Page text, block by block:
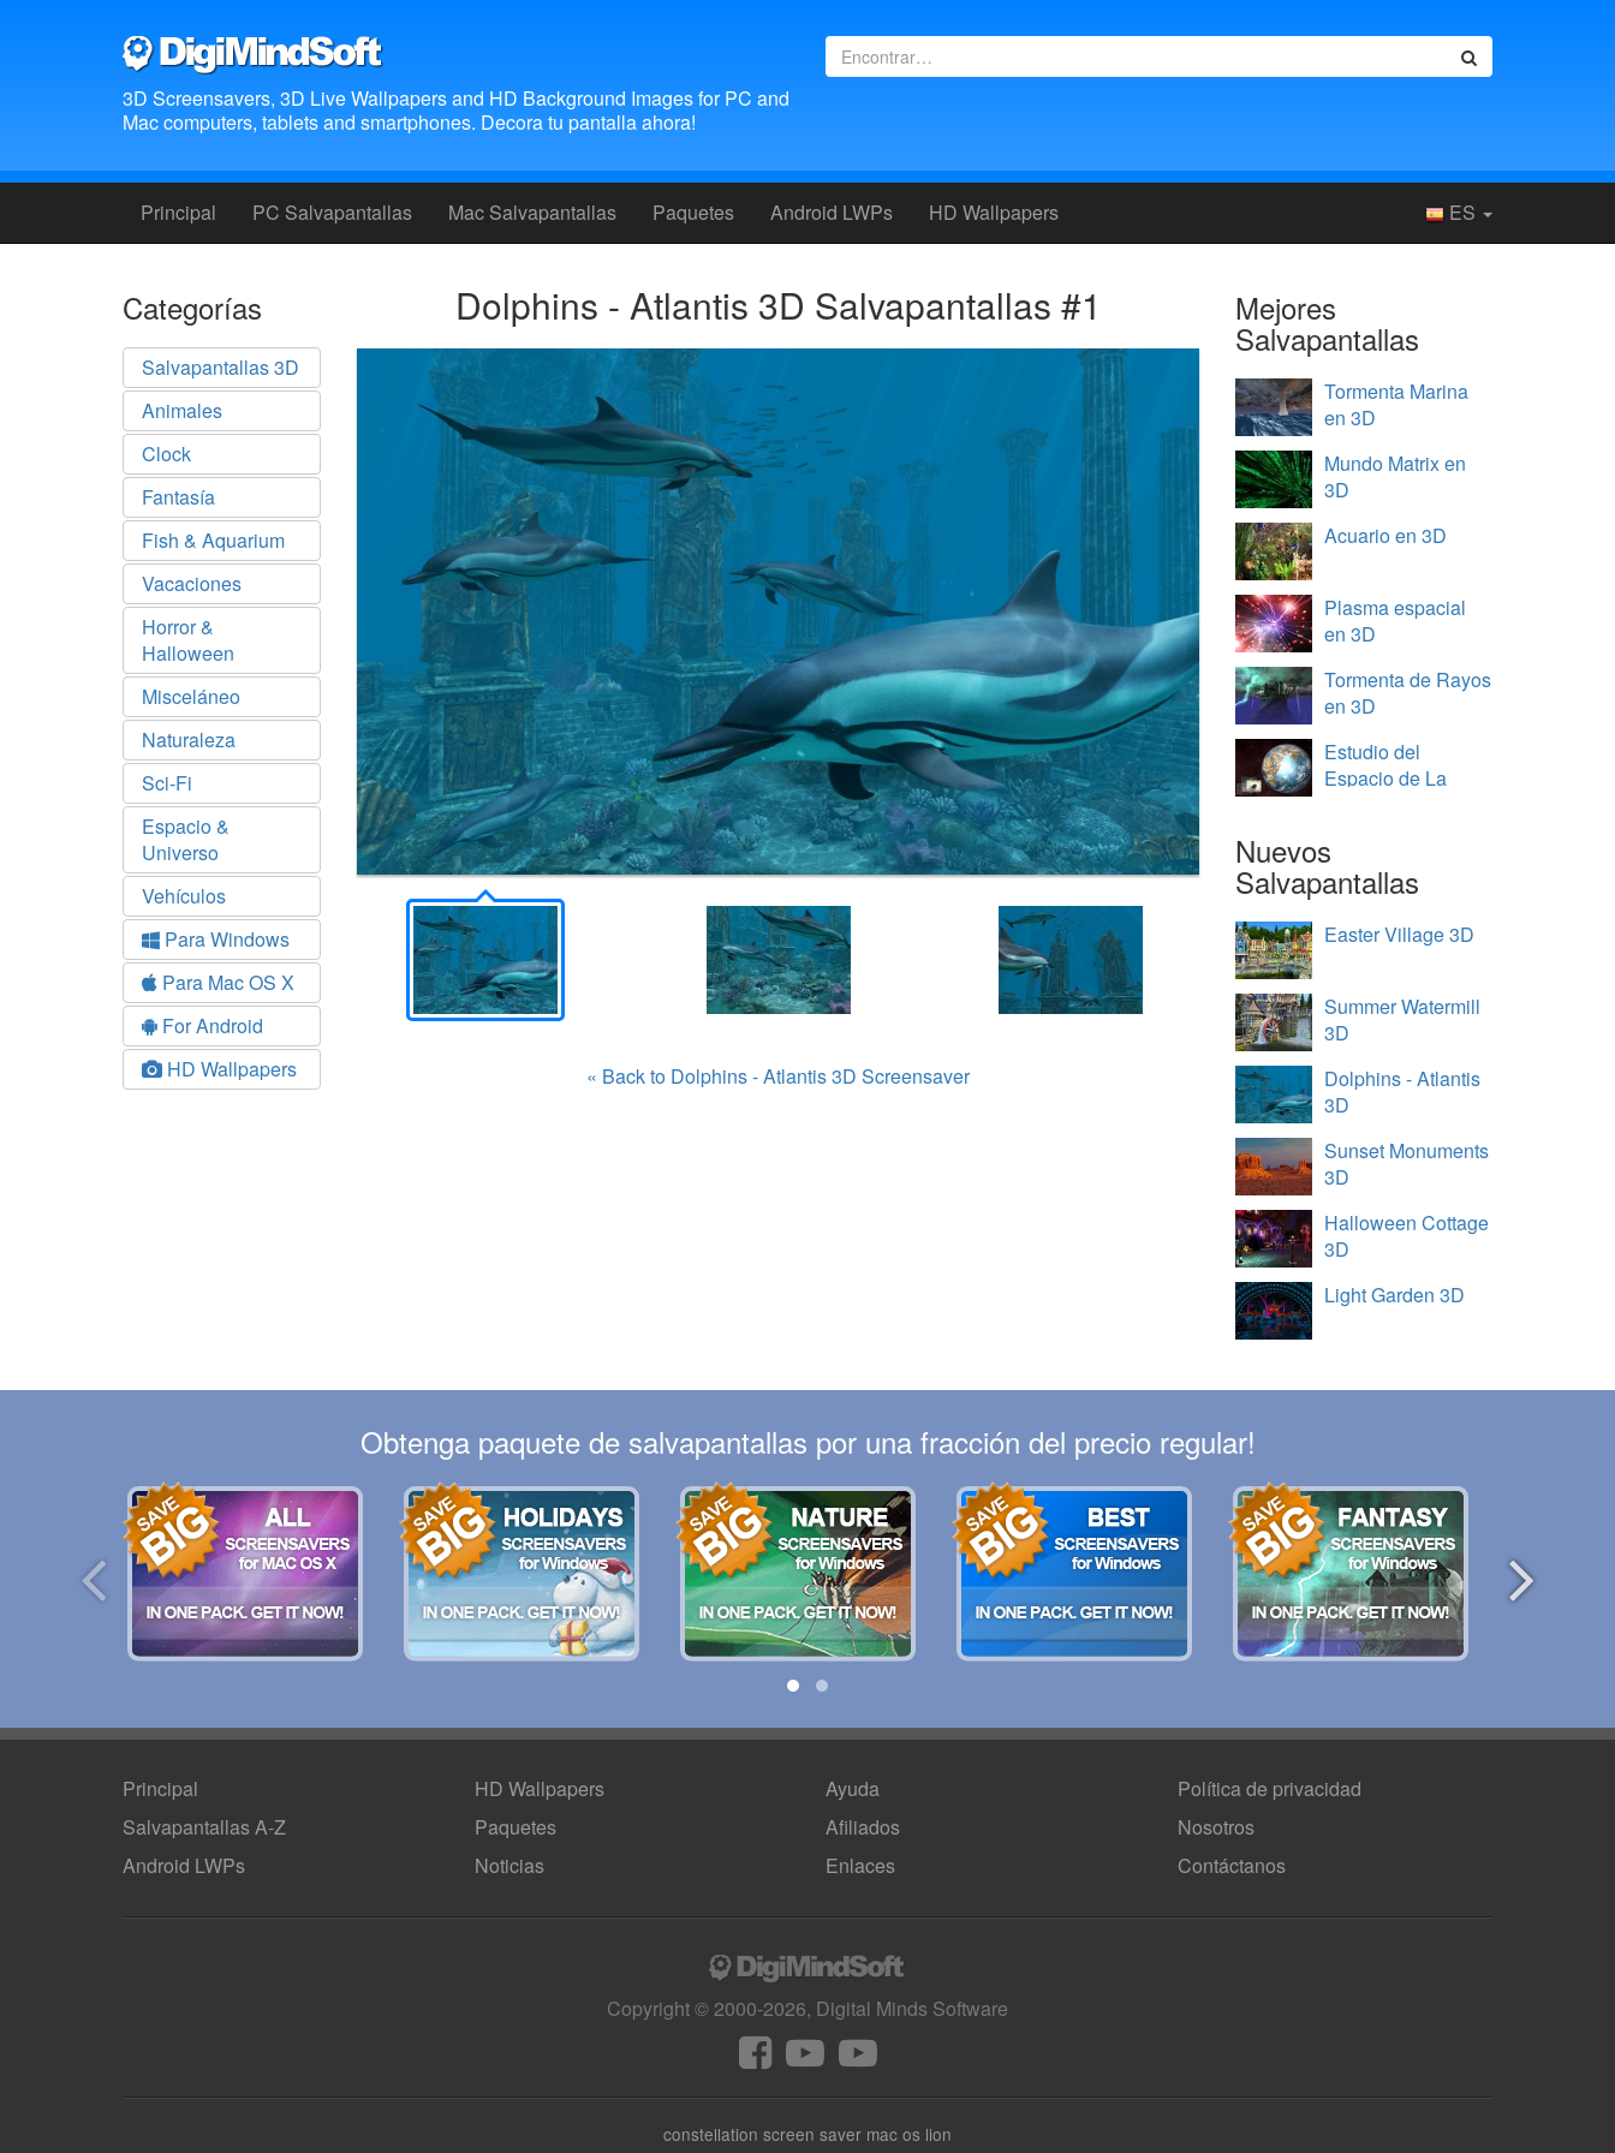
3D Screensavers, 3D Live Wallpapers and HD Background Images for PC and
Mac computers, tablets and smartphones. Decora tu pantalla ahora!
Principal PC Salvapantallas Mac Salvapantallas Paquetes Android LWPs HD Wallpapers ES
Categorías
Salvapantallas 3D
Animales
Clock
Fantasía
Fish & Aquarium
Vacaciones
Horror &
Halloween
Misceláneo
Naturaleza
Sci-Fi
Espacio &
Universo
Vehículos
Para Windows
Para Mac OS X
For Android
HD Wallpapers
Dolphins - Atlantis 3D Salvapantallas #1
« Back to Dolphins - Atlantis 3D Screensaver
Mejores
Salvapantallas
Tormenta Marina
en 3D
Mundo Matrix en
3D
Acuario en 3D
Plasma espacial
en 3D
Tormenta de Rayos
en 3D
Estudio del
Espacio de La
Nuevos
Salvapantallas
Easter Village 3D
Summer Watermill
3D
Dolphins - Atlantis
3D
Sunset Monuments
3D
Halloween Cottage
3D
Light Garden 3D
Obtenga paquete de salvapantallas por una fracción del precio regular!
Principal
Salvapantallas A-Z
Android LWPs
HD Wallpapers
Paquetes
Noticias
Ayuda
Afiliados
Enlaces
Política de privacidad
Nosotros
Contáctanos
Copyright © 2000-2026, Digital Minds Software
constellation screen saver mac os lion